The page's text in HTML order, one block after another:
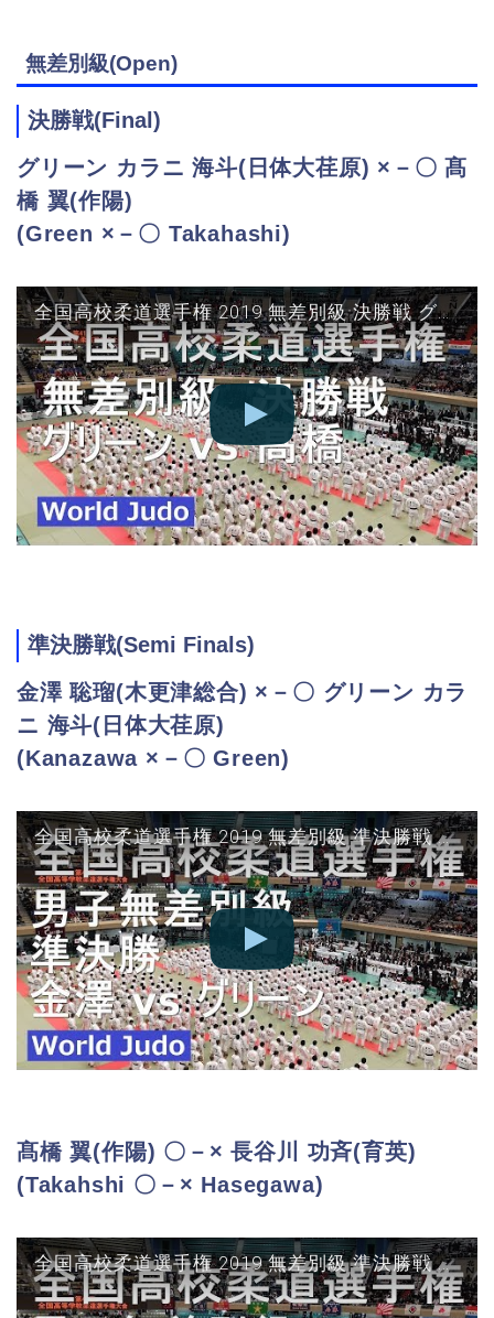
無差別級(Open)
決勝戦(Final)
グリーン カラニ 海斗(日体大荏原) ×－〇 髙
橋 翼(作陽)
(Green ×－〇 Takahashi)
全国高校柔道選手権 2019 無差別級 決勝戦 グリーン vs 髙橋 JUDO
準決勝戦(Semi Finals)
金澤 聡瑠(木更津総合) ×－〇 グリーン カラ
ニ 海斗(日体大荏原)
(Kanazawa ×－〇 Green)
全国高校柔道選手権 2019 無差別級 準決勝戦 金澤 vs グリーン JUDO
髙橋 翼(作陽) 〇－× 長谷川 功斉(育英)
(Takahshi 〇－× Hasegawa)
全国高校柔道選手権 2019 無差別級 準決勝戦 髙橋 vs 長谷川 JUDO